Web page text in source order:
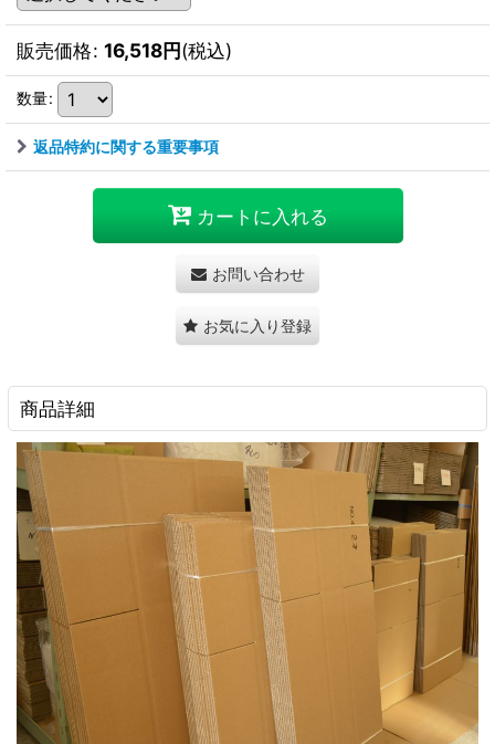
販売価格: 16,518円(税込)
数量:
返品特約に関する重要事項
カートに入れる
お問い合わせ
お気に入り登録
商品詳細